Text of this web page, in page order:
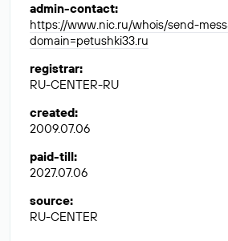
admin-contact:
https://www.nic.ru/whois/send-
domain=petushki33.ru
registrar:
RU-CENTER-RU
created:
2009.07.06
paid-till:
2027.07.06
source:
RU-CENTER